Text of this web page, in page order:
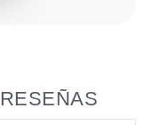
RESEÑAS